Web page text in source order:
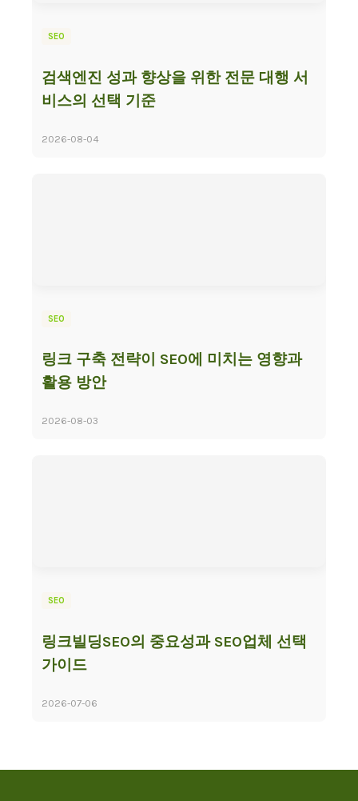
SEO
검색엔진 성과 향상을 위한 전문 대행 서
비스의 선택 기준
2026-08-04
SEO
링크 구축 전략이 SEO에 미치는 영향과
활용 방안
2026-08-03
SEO
링크빌딩SEO의 중요성과 SEO업체 선택
가이드
2026-07-06